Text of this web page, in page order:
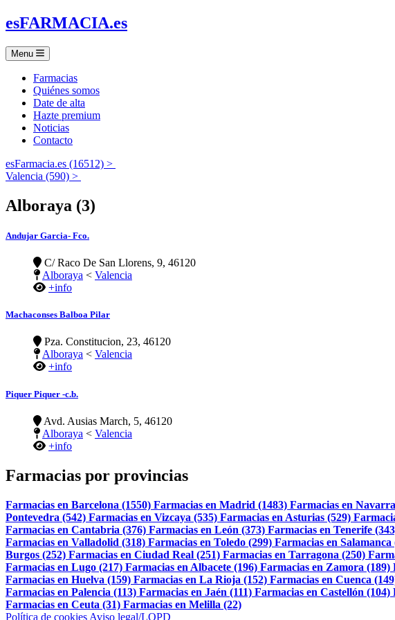
esFARMACIA.es
Menu
Farmacias
Quiénes somos
Date de alta
Hazte premium
Noticias
Contacto
esFarmacia.es (16512) >
Valencia (590) >
Alboraya (3)
Andujar Garcia- Fco.
C/ Raco De San Llorens, 9, 46120
Alboraya < Valencia
+info
Machaconses Balboa Pilar
Pza. Constitucion, 23, 46120
Alboraya < Valencia
+info
Piquer Piquer -c.b.
Avd. Ausias March, 5, 46120
Alboraya < Valencia
+info
Farmacias por provincias
Farmacias en Barcelona (1550) Farmacias en Madrid (1483) Farmacias en
Pontevedra (542) Farmacias en Vizcaya (535) Farmacias en Asturias (529)
Farmacias en Cantabria (376) Farmacias en León (373) Farmacias en Tenerife
Farmacias en Valladolid (318) Farmacias en Toledo (299) Farmacias en Salamanca
Burgos (252) Farmacias en Ciudad Real (251) Farmacias en Tarragona (250)
Farmacias en Lugo (217) Farmacias en Albacete (196) Farmacias en Zamora (189)
Farmacias en Huelva (159) Farmacias en La Rioja (152) Farmacias en Cuenca
Farmacias en Palencia (113) Farmacias en Jaén (111) Farmacias en Castellón (104)
Farmacias en Ceuta (31) Farmacias en Melilla (22)
Política de cookies Aviso legal/LOPD